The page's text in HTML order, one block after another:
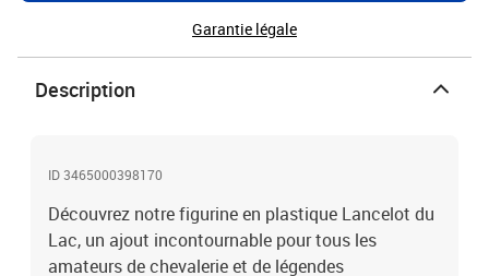
Garantie légale
Description
ID 3465000398170
Découvrez notre figurine en plastique Lancelot du
Lac, un ajout incontournable pour tous les
amateurs de chevalerie et de légendes